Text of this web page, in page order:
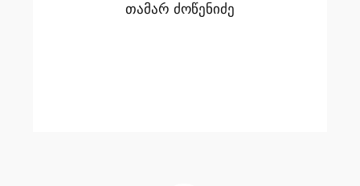
თამარ ძოწენიძე